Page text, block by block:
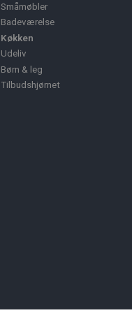
Småmøbler
Badeværelse
Køkken
Udeliv
Børn & leg
Tilbudshjørnet